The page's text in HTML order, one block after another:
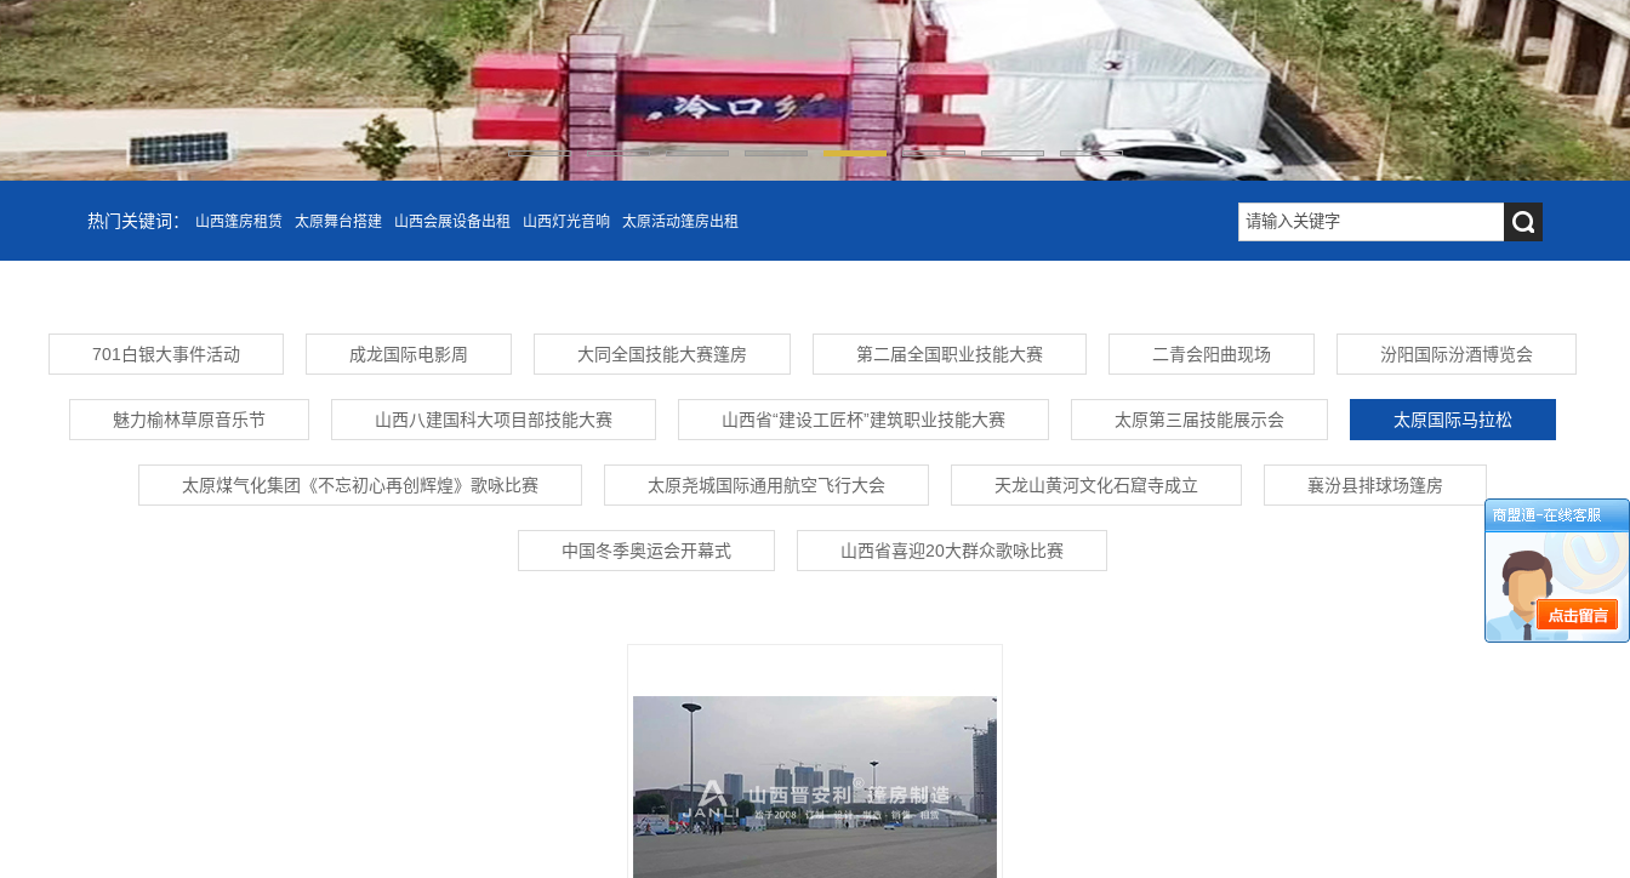
热门关键词： 山西篷房租赁 太原舞台搭建 山西会展设备出租 山西灯光音响 太原活动篷房出租
701白银大事件活动 成龙国际电影周 大同全国技能大赛篷房 第二届全国职业技能大赛 二青会阳曲现场 汾阳国际汾酒博览会
魅力榆林草原音乐节 山西八建国科大项目部技能大赛 山西省“建设工匠杯”建筑职业技能大赛 太原第三届技能展示会 太原国际马拉松
太原煤气化集团《不忘初心再创辉煌》歌咏比赛 太原尧城国际通用航空飞行大会 天龙山黄河文化石窟寺成立 襄汾县排球场篷房
中国冬季奥运会开幕式 山西省喜迎20大群众歌咏比赛